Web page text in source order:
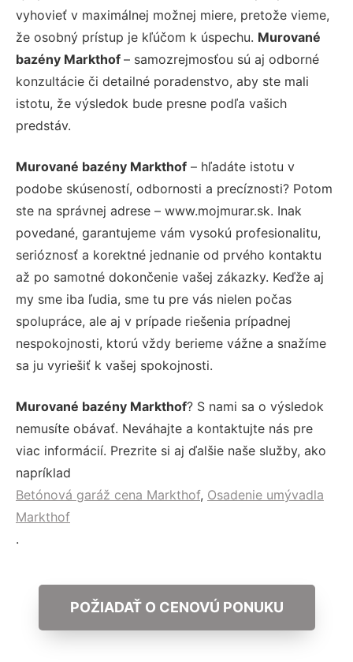
vyhovieť v maximálnej možnej miere, pretože vieme,
že osobný prístup je kľúčom k úspechu. Murované
bazény Markthof – samozrejmosťou sú aj odborné
konzultácie či detailné poradenstvo, aby ste mali
istotu, že výsledok bude presne podľa vašich
predstáv.
Murované bazény Markthof – hľadáte istotu v
podobe skúseností, odbornosti a precíznosti? Potom
ste na správnej adrese – www.mojmurar.sk. Inak
povedané, garantujeme vám vysokú profesionalitu,
serióznosť a korektné jednanie od prvého kontaktu
až po samotné dokončenie vašej zákazky. Keďže aj
my sme iba ľudia, sme tu pre vás nielen počas
spolupráce, ale aj v prípade riešenia prípadnej
nespokojnosti, ktorú vždy berieme vážne a snažíme
sa ju vyriešiť k vašej spokojnosti.
Murované bazény Markthof? S nami sa o výsledok
nemusíte obávať. Neváhajte a kontaktujte nás pre
viac informácií. Prezrite si aj ďalšie naše služby, ako
napríklad
Betónová garáž cena Markthof, Osadenie umývadla
Markthof
.
POŽIADAŤ O CENOVÚ PONUKU